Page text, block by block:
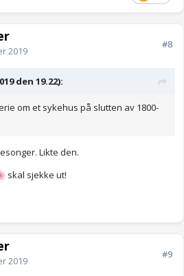
2019
#8
den 19.22):
om et sykehus på slutten av 1800-
Likte den.
skal sjekke ut!
2019
#9